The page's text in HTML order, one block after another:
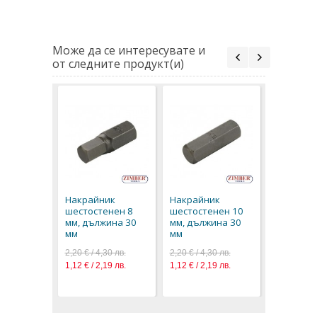
Може да се интересувате и
от следните продукт(и)
Накрайник
шестостенен 8
мм, дължина 30
мм
2,20 € / 4,30 лв.
1,12 € / 2,19 лв.
Накрайник
шестостенен 10
мм, дължина 30
мм
2,20 € / 4,30 лв.
1,12 € / 2,19 лв.